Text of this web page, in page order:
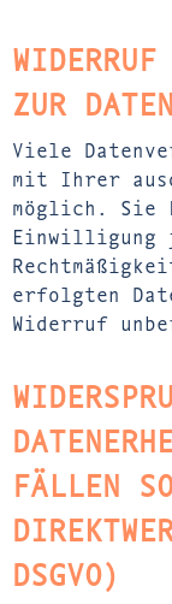
ZUR
Viele
mit Ihrer
möglich.
Einwilligung
erfolgten
Widerruf
FÄLLEN
DSGVO)